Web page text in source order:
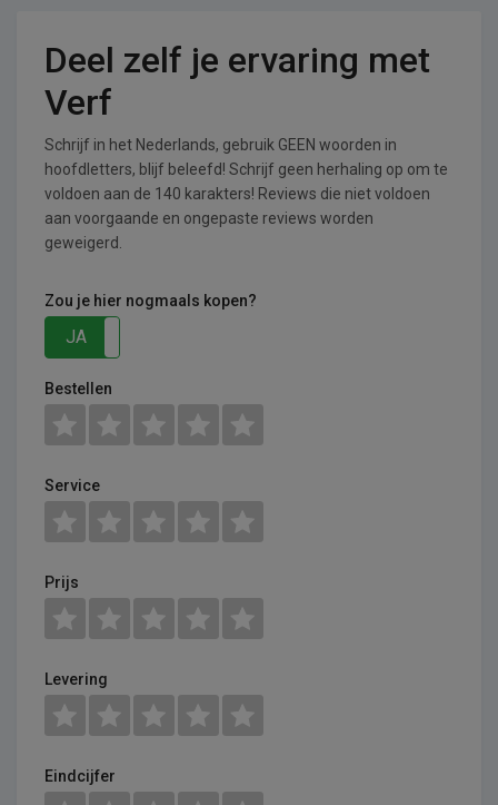
Deel zelf je ervaring met
Verf
Schrijf in het Nederlands, gebruik GEEN woorden in
hoofdletters, blijf beleefd! Schrijf geen herhaling op om te
voldoen aan de 140 karakters! Reviews die niet voldoen
aan voorgaande en ongepaste reviews worden
geweigerd.
Zou je hier nogmaals kopen?
JA
Bestellen
Service
Prijs
Levering
Eindcijfer